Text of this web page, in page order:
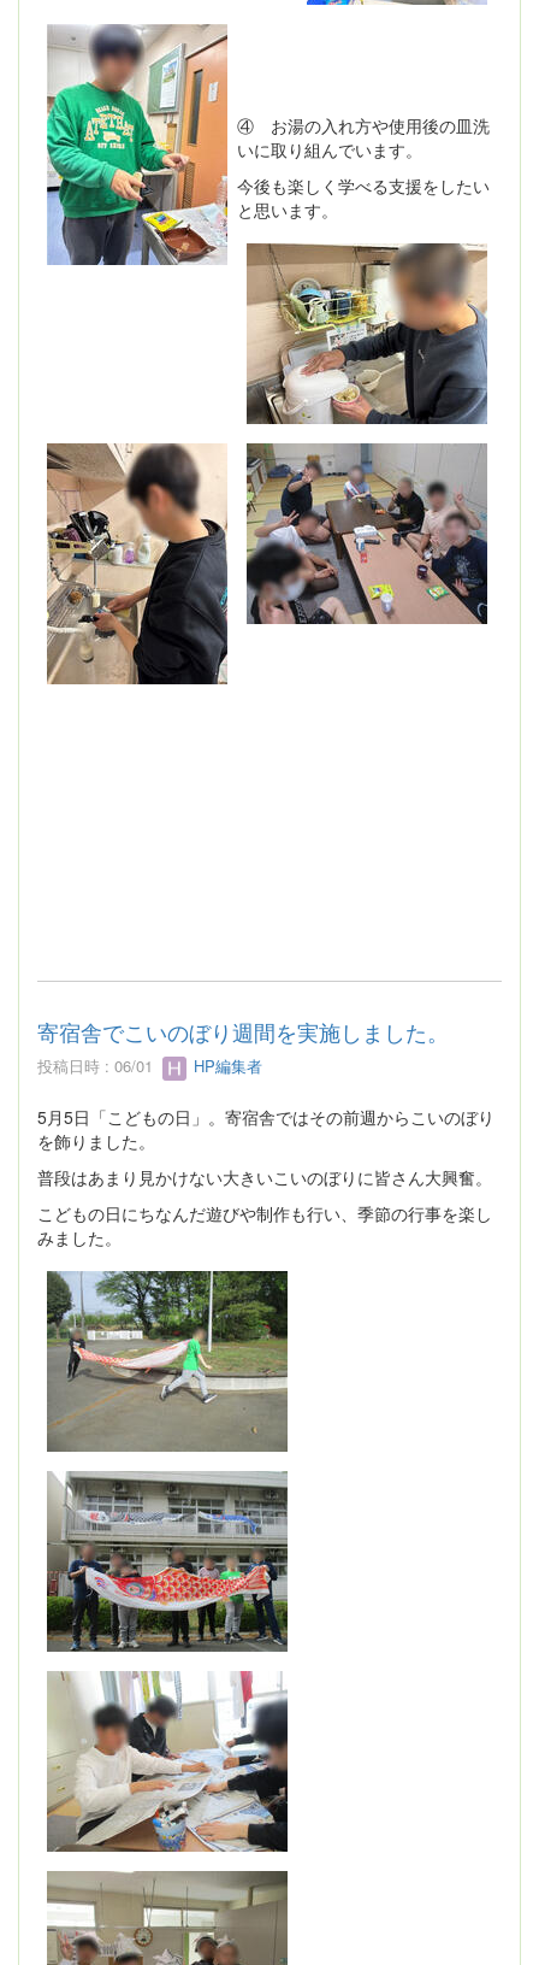
④ お湯の入れ方や使用後の皿洗
いに取り組んでいます。
今後も楽しく学べる支援をしたい
と思います。
寄宿舎でこいのぼり週間を実施しました。
投稿日時 : 06/01 HP編集者
5月5日「こどもの日」。寄宿舎ではその前週からこいのぼり
を飾りました。
普段はあまり見かけない大きいこいのぼりに皆さん大興奮。
こどもの日にちなんだ遊びや制作も行い、季節の行事を楽し
みました。